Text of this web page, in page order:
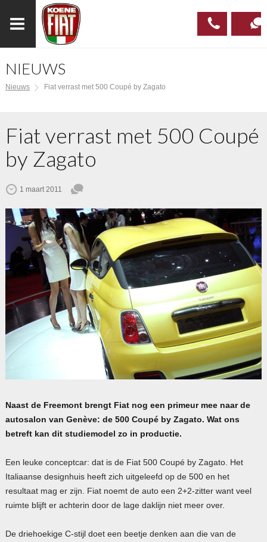
NIEUWS
Nieuws Fiat verrast met 500 Coupé by Zagato
Fiat verrast met 500 Coupé
by Zagato
1 maart 2011
Naast de Freemont brengt Fiat nog een primeur mee naar de
autosalon van Genève: de 500 Coupé by Zagato. Wat ons
betreft kan dit studiemodel zo in productie.
Een leuke conceptcar: dat is de Fiat 500 Coupé by Zagato. Het
Italiaanse designhuis heeft zich uitgeleefd op de 500 en het
resultaat mag er zijn. Fiat noemt de auto een 2+2-zitter want veel
ruimte blijft er achterin door de lage daklijn niet meer over.
De driehoekige C-stijl doet een beetje denken aan die van de